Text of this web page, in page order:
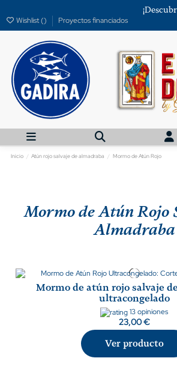
Wishlist () Proyectos financiados
Inicio Atún rojo salvaje de almadraba Mormo de Atún Rojo
Mormo de Atún Rojo
Almadraba
Mormo de atún rojo salvaje
ultracongelado
13 opiniones
23,00 €
Ver producto